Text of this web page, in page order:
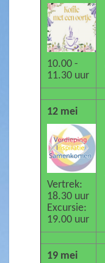
10.00 -
11.30 uur
12 mei
Vertrek:
18.30 uur
Excursie:
19.00 uur
19 mei